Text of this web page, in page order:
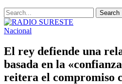
Nacional
El rey defiende una
basada en la
reitera el compromiso